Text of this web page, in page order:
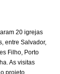
20 igrejas
entre Salvador,
Filho, Porto
As visitas
projeto